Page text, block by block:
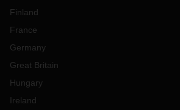
Finland
France
Germany
Great Britain
Hungary
Ireland